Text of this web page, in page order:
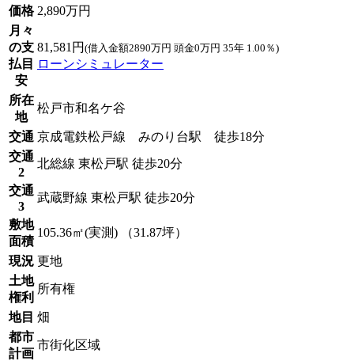
価格 2,890万円
月々
の支
払目
安
81,581円 (借入金額2890万円 頭金0万円 35年 1.00％)
ローンシミュレーター
所在
地
松戸市和名ケ谷
交通 京成電鉄松戸線 みのり台駅 徒歩18分
交通
2
北総線 東松戸駅 徒歩20分
交通
3
武蔵野線 東松戸駅 徒歩20分
敷地
面積
105.36㎡(実測) （31.87坪）
現況 更地
土地
権利
所有権
地目 畑
都市
計画
市街化区域